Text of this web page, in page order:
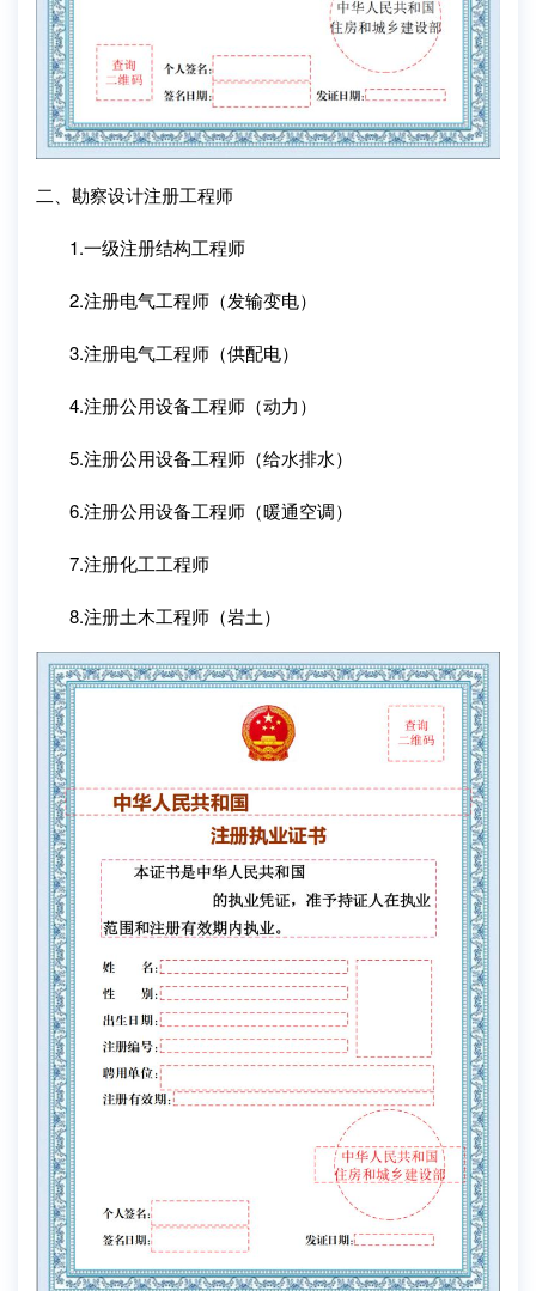
二、勘察设计注册工程师
1.一级注册结构工程师
2.注册电气工程师（发输变电）
3.注册电气工程师（供配电）
4.注册公用设备工程师（动力）
5.注册公用设备工程师（给水排水）
6.注册公用设备工程师（暖通空调）
7.注册化工工程师
8.注册土木工程师（岩土）